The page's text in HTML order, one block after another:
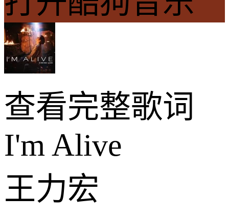
查看完整歌词
I'm Alive
王力宏